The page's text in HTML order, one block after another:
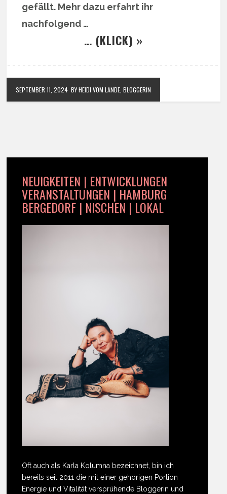
gefällt. Mehr dazu erfahrt ihr
nachfolgend …
… (KLICK) »
SEPTEMBER 11, 2024 BY HEIDI VOM LANDE, BLOGGERIN
NEUIGKEITEN | ENTWICKLUNGEN
VERANSTALTUNGEN | HAMBURG
BERGEDORF | NISCHEN | LOKAL
Oft auch als Karla Kolumna bezeichnet, bin ich
bereits seit 2011 die mit einer gehörigen Portion
Energie und Vitalität versprühende Bloggerin und